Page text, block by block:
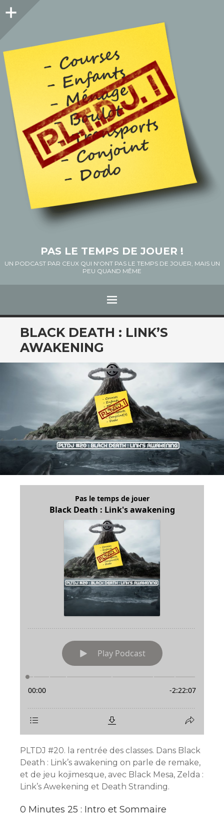
Colonne
PAS LE TEMPS DE JOUER !
UN PODCAST PAR CEUX QUI N'ONT PAS LE TEMPS DE JOUER, MAIS UN
PEU QUAND MÊME
Menu
ALLER
AU
CONTENU
BLACK DEATH : LINK’S
AWAKENING
PLTDJ #20. la rentrée des classes. Dans Black
Death : Link’s awakening on parle de remake,
et de jeu kojimesque, avec Black Mesa, Zelda :
Link’s Awekening et Death Stranding.
0 Minutes 25 : Intro et Sommaire